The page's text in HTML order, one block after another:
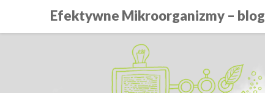
Efektywne Mikroorganizmy – blog